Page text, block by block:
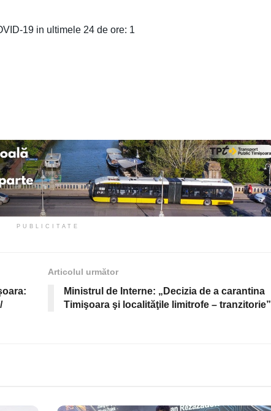
19 in ultimele 24 de ore: 1
PUBLICITATE
Articolul următor
Ministrul de Interne: „Decizia de a carantina
Timişoara şi localităţile limitrofe – tranzitorie”